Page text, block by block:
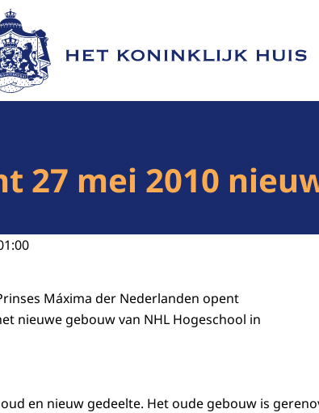
de homepage van Het Koninklijk Huis
27 mei 2010
Máxima der Nederlanden opent
nieuwe gebouw van NHL Hogeschool in
en nieuw gedeelte. Het oude gebouw is